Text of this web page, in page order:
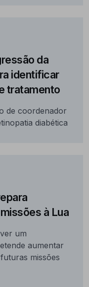
da
identificar
tratamento
de coordenador
diabética
à Lua
um
aumentar
missões